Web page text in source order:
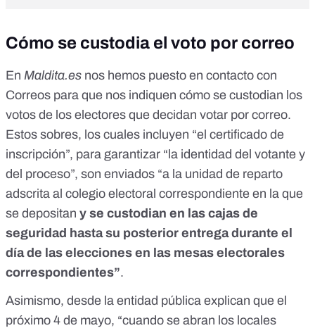
Cómo se custodia el voto por correo
En Maldita.es nos hemos puesto en contacto con
Correos para que nos indiquen cómo se custodian los
votos de los electores que decidan votar por correo.
Estos sobres, los cuales incluyen “el certificado de
inscripción”, para garantizar “la identidad del votante y
del proceso”, son enviados “a la unidad de reparto
adscrita al colegio electoral correspondiente en la que
se depositan y se custodian en las cajas de
seguridad hasta su posterior entrega durante el
día de las elecciones en las mesas electorales
correspondientes”.
Asimismo, desde la entidad pública explican que el
próximo 4 de mayo, “cuando se abran los locales